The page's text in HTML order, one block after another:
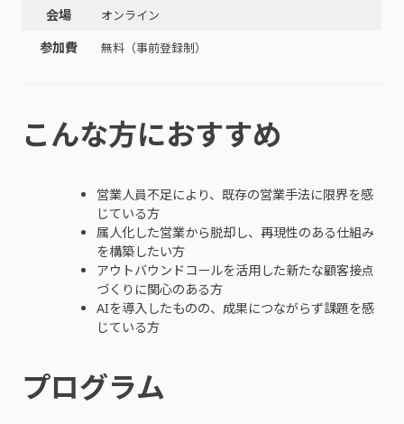
会場 オンライン
参加費 無料（事前登録制）
こんな方におすすめ
営業人員不足により、既存の営業手法に限界を感
じている方
属人化した営業から脱却し、再現性のある仕組み
を構築したい方
アウトバウンドコールを活用した新たな顧客接点
づくりに関心のある方
AIを導入したものの、成果につながらず課題を感
じている方
プログラム